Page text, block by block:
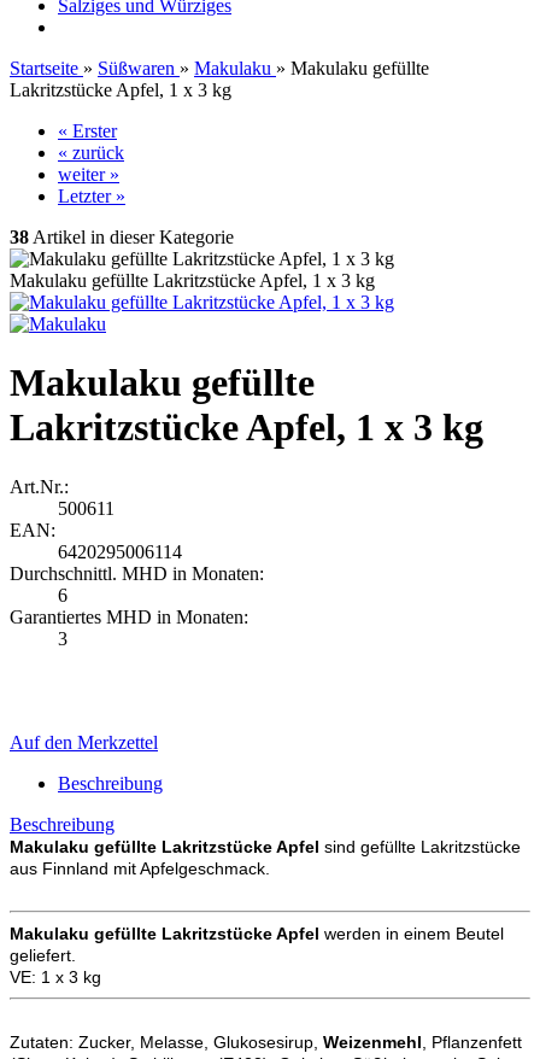
Salziges und Würziges
Startseite » Süßwaren » Makulaku » Makulaku gefüllte
Lakritzstücke Apfel, 1 x 3 kg
« Erster
« zurück
weiter »
Letzter »
38 Artikel in dieser Kategorie
Makulaku gefüllte Lakritzstücke Apfel, 1 x 3 kg
Makulaku gefüllte
Lakritzstücke Apfel, 1 x 3 kg
Art.Nr.:
500611
EAN:
6420295006114
Durchschnittl. MHD in Monaten:
6
Garantiertes MHD in Monaten:
3
Auf den Merkzettel
Beschreibung
Beschreibung
Makulaku gefüllte Lakritzstücke Apfel sind gefüllte Lakritzstücke
aus Finnland mit Apfelgeschmack.
Makulaku gefüllte Lakritzstücke Apfel werden in einem Beutel
geliefert.
VE: 1 x 3 kg
Zutaten: Zucker, Melasse, Glukosesirup, Weizenmehl , Pflanzenfett